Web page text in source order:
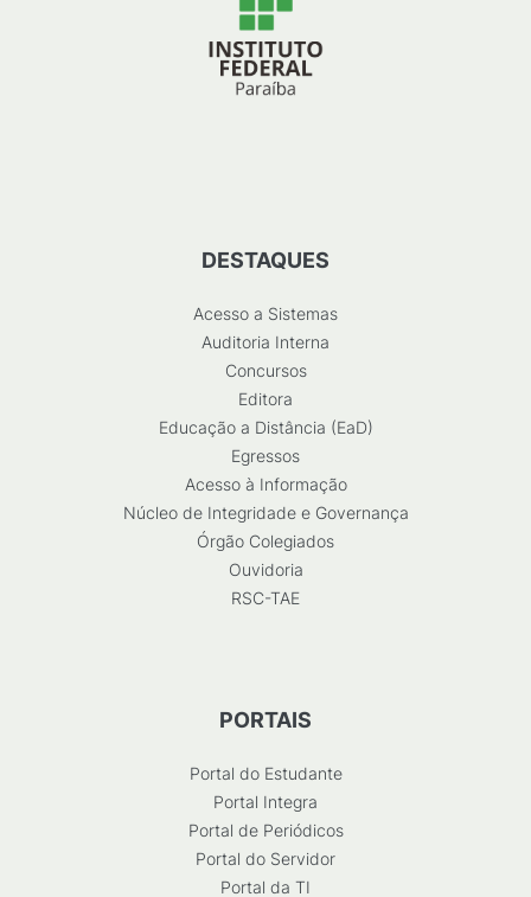
DESTAQUES
Acesso a Sistemas
Auditoria Interna
Concursos
Editora
Educação a Distância (EaD)
Egressos
Acesso à Informação
Núcleo de Integridade e Governança
Órgão Colegiados
Ouvidoria
RSC-TAE
PORTAIS
Portal do Estudante
Portal Integra
Portal de Periódicos
Portal do Servidor
Portal da TI